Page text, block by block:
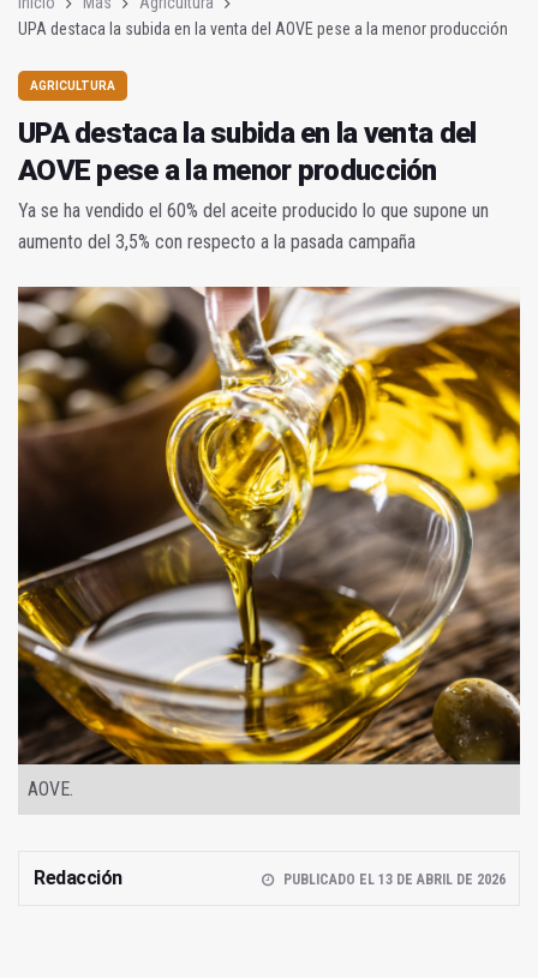
UPA destaca la subida en la venta del AOVE pese a la menor producción
AGRICULTURA
UPA destaca la subida en la venta del
AOVE pese a la menor producción
Ya se ha vendido el 60% del aceite producido lo que supone un
aumento del 3,5% con respecto a la pasada campaña
AOVE.
Redacción PUBLICADO EL 13 DE ABRIL DE 2026